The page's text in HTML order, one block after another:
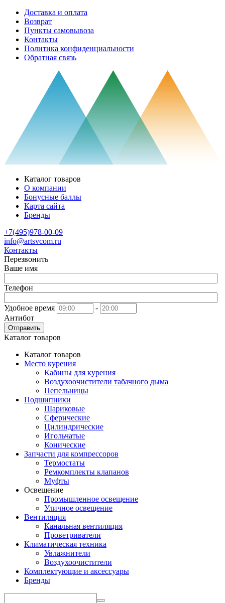
Доставка и оплата
Возврат
Пункты самовывоза
Контакты
Политика конфиденциальности
Обратная связь
Каталог товаров
О компании
Бонусные баллы
Карта сайта
Бренды
+7(495)978-00-09
info@artsvcom.ru
Контакты
Перезвонить
Ваше имя
Телефон
Удобное время
-
Антибот
Отправить
Каталог товаров
Каталог товаров
Место курения
Кабины для курения
Воздухоочистители табачного дыма
Пепельницы
Подшипники
Шариковые
Сферические
Цилиндрические
Игольчатые
Конические
Запчасти для компрессоров
Термостаты
Ремкомплекты клапанов
Муфты
Освещение
Промышленное освещение
Уличное освещение
Вентиляция
Канальная вентиляция
Проветриватели
Климатическая техника
Увлажнители
Воздухоочистители
Комплектующие и аксессуары
Бренды